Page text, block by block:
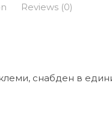
Reviews (0)
снабден в